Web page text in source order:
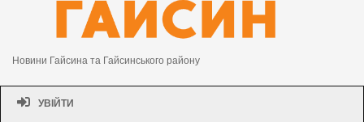
Новини Гайсина та Гайсинського району
УВІЙТИ